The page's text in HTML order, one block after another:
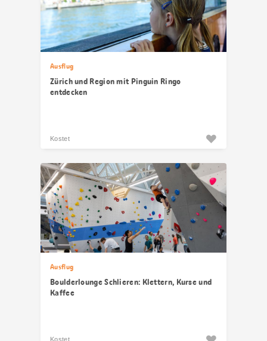
Ausflug
Zürich und Region mit Pinguin Ringo
entdecken
Kostet
Ausflug
Boulderlounge Schlieren: Klettern, Kurse und
Kaffee
Kostet